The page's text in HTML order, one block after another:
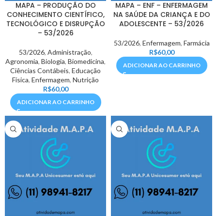
MAPA – PRODUÇÃO DO
CONHECIMENTO CIENTÍFICO,
TECNOLÓGICO E DISRUPÇÃO
– 53/2026
53/2026, Administração,
Agronomia, Biologia, Biomedicina,
Ciências Contábeis, Educação
Física, Enfermagem, Nutrição
R$60,00
ADICIONAR AO CARRINHO
MAPA – ENF – ENFERMAGEM
NA SAÚDE DA CRIANÇA E DO
ADOLESCENTE – 53/2026
53/2026, Enfermagem, Farmácia
R$60,00
ADICIONAR AO CARRINHO